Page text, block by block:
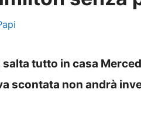
salta tutto in casa
scontata non andrà